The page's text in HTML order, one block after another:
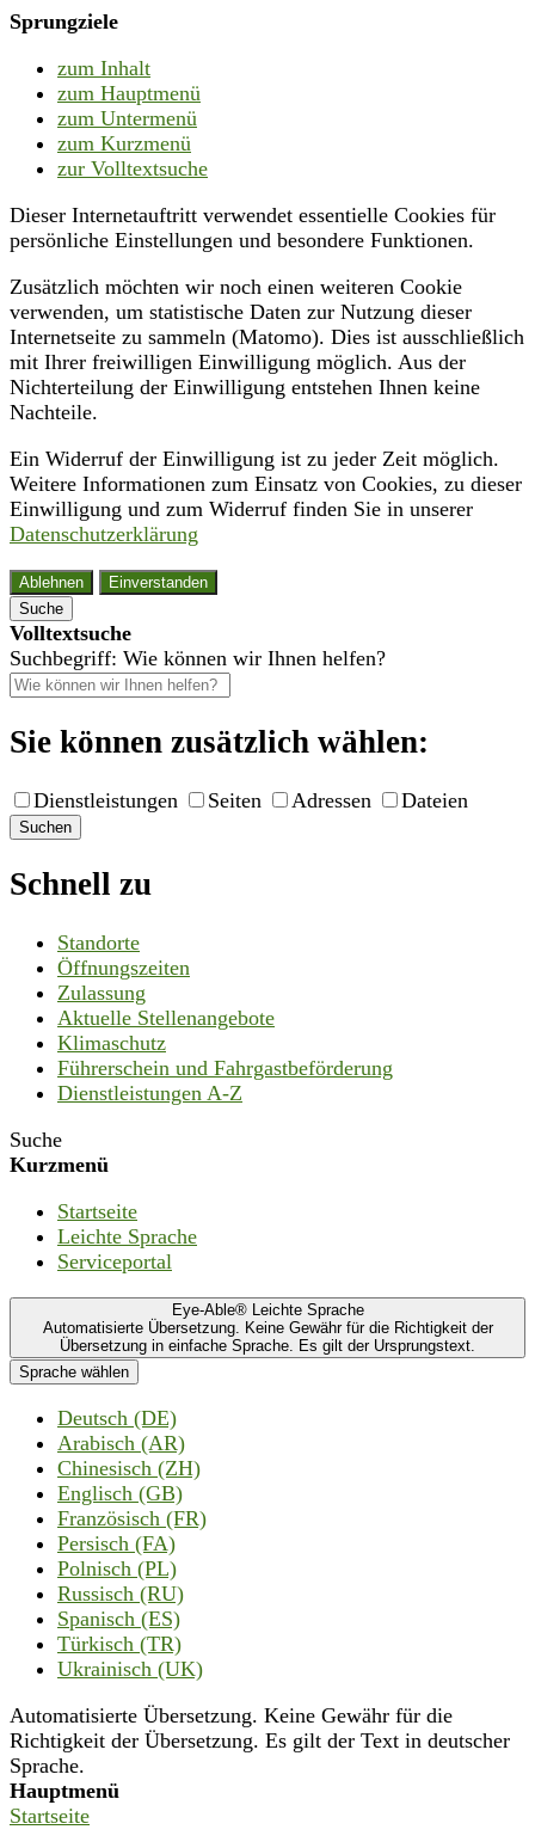
Sprungziele
zum Inhalt
zum Hauptmenü
zum Untermenü
zum Kurzmenü
zur Volltextsuche
Dieser Internetauftritt verwendet essentielle Cookies für
persönliche Einstellungen und besondere Funktionen.
Zusätzlich möchten wir noch einen weiteren Cookie
verwenden, um statistische Daten zur Nutzung dieser
Internetseite zu sammeln (Matomo). Dies ist ausschließlich
mit Ihrer freiwilligen Einwilligung möglich. Aus der
Nichterteilung der Einwilligung entstehen Ihnen keine
Nachteile.
Ein Widerruf der Einwilligung ist zu jeder Zeit möglich.
Weitere Informationen zum Einsatz von Cookies, zu dieser
Einwilligung und zum Widerruf finden Sie in unserer
Datenschutzerklärung
Ablehnen
Einverstanden
Suche
Volltextsuche
Suchbegriff: Wie können wir Ihnen helfen?
Sie können zusätzlich wählen:
Dienstleistungen Seiten Adressen Dateien
Suchen
Schnell zu
Standorte
Öffnungszeiten
Zulassung
Aktuelle Stellenangebote
Klimaschutz
Führerschein und Fahrgastbeförderung
Dienstleistungen A-Z
Suche
Kurzmenü
Startseite
Leichte Sprache
Serviceportal
Eye-Able® Leichte Sprache
Automatisierte Übersetzung. Keine Gewähr für die Richtigkeit der
Übersetzung in einfache Sprache. Es gilt der Ursprungstext.
Sprache wählen
Deutsch (DE)
Arabisch (AR)
Chinesisch (ZH)
Englisch (GB)
Französisch (FR)
Persisch (FA)
Polnisch (PL)
Russisch (RU)
Spanisch (ES)
Türkisch (TR)
Ukrainisch (UK)
Automatisierte Übersetzung. Keine Gewähr für die
Richtigkeit der Übersetzung. Es gilt der Text in deutscher
Sprache.
Hauptmenü
Startseite